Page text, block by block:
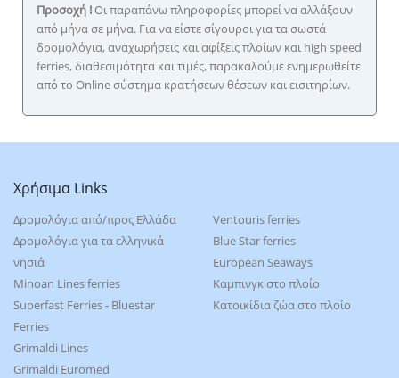
Προσοχή !Οι παραπάνω πληροφορίες μπορεί να αλλάξουν
από μήνα σε μήνα. Για να είστε σίγουροι για τα σωστά
δρομολόγια, αναχωρήσεις και αφίξεις πλοίων και high speed
ferries, διαθεσιμότητα και τιμές, παρακαλούμε ενημερωθείτε
από το Online σύστημα κρατήσεων θέσεων και εισιτηρίων.
Χρήσιμα Links
Δρομολόγια από/προς Ελλάδα
Δρομολόγια για τα ελληνικά
νησιά
Minoan Lines ferries
Superfast Ferries - Bluestar
Ferries
Grimaldi Lines
Grimaldi Euromed
Ventouris ferries
Blue Star ferries
European Seaways
Καμπινγκ στο πλοίο
Kατοικίδια ζώα στο πλοίο